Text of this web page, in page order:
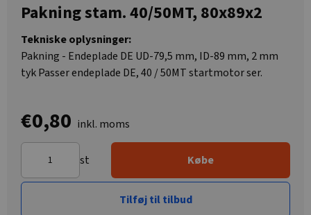
Pakning stam. 40/50MT, 80x89x2
Tekniske oplysninger:
Pakning - Endeplade DE UD-79,5 mm, ID-89 mm, 2 mm
tyk Passer endeplade DE, 40 / 50MT startmotor ser.
€0,80 inkl. moms
st Købe
Tilføj til tilbud